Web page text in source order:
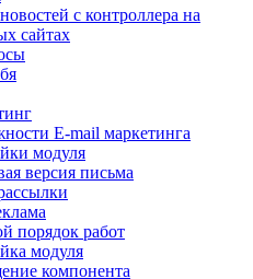
с контроллера на
сайтах
E-mail маркетинга
модуля
версия письма
порядок работ
модуля
компонента